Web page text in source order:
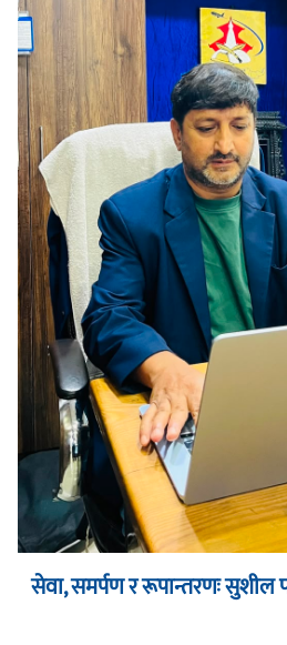
सेवा, समर्पण र रूपान्तरणः सुशील